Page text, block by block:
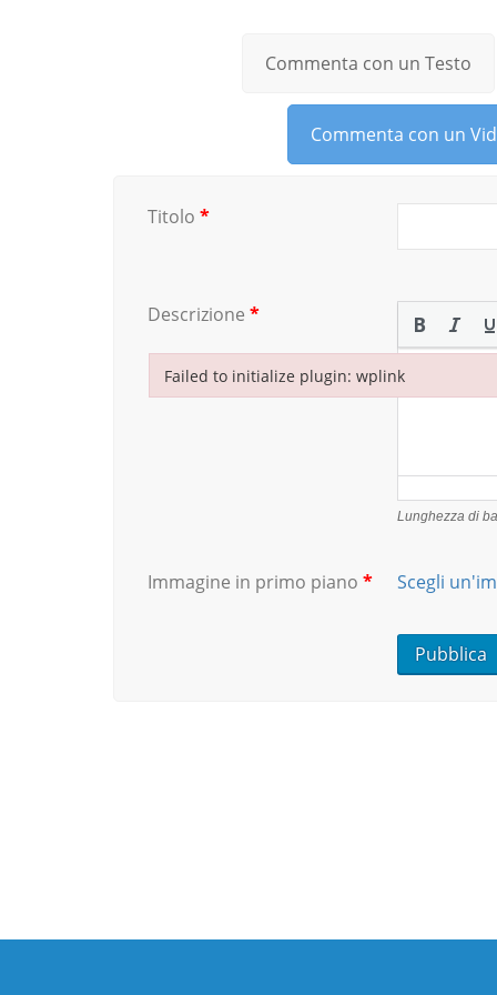
Commenta con un Testo
Commenta con un
Titolo *
Descrizione *
Lunghezza di
Immagine in primo piano * Scegli
Failed to initialize plugin: wplink
Failed to initialize plugin: wplink